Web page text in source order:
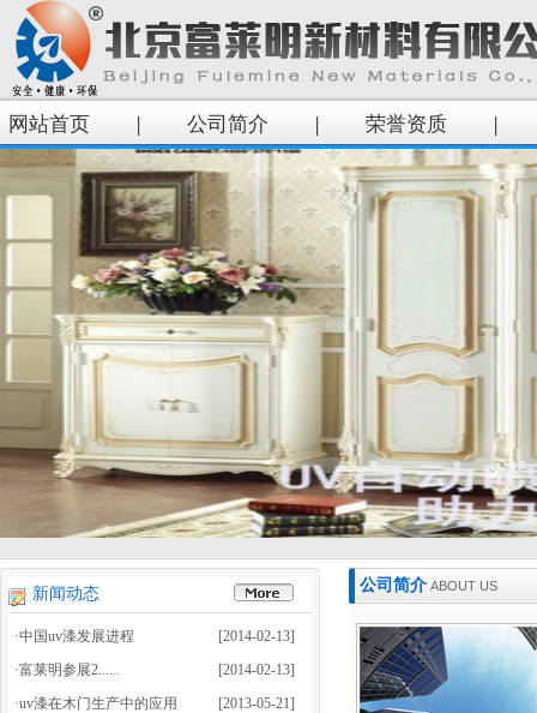
网站首页 | 公司简介 | 荣誉资质 |
新闻动态
·中国uv漆发展进程
[2014-02-13]
·富莱明参展2......
[2014-02-13]
·uv漆在木门生产中的应用
[2013-05-21]
公司简介 ABOUT US